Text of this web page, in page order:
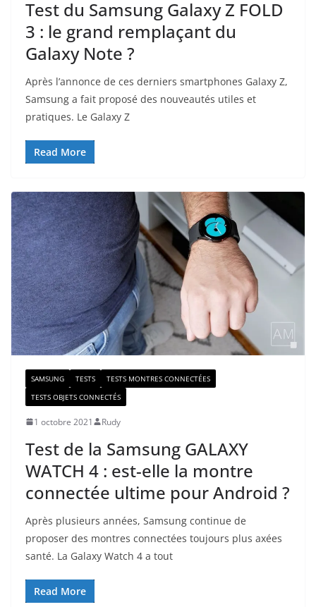
Test du Samsung Galaxy Z FOLD
3 : le grand remplaçant du
Galaxy Note ?
Après l’annonce de ces derniers smartphones Galaxy Z,
Samsung a fait proposé des nouveautés utiles et
pratiques. Le Galaxy Z
Read More
SAMSUNG TESTS
TESTS MONTRES CONNECTÉES
TESTS OBJETS CONNECTÉS
1 octobre 2021 Rudy
Test de la Samsung GALAXY
WATCH 4 : est-elle la montre
connectée ultime pour Android ?
Après plusieurs années, Samsung continue de
proposer des montres connectées toujours plus axées
santé. La Galaxy Watch 4 a tout
Read More